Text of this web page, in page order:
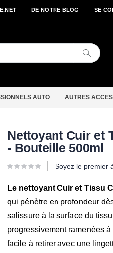
DE NOTRE BLOG SE
Chercher
AUTO AUTRES
Nettoyant Cuir et
- Bouteille 500ml
Soyez le premier
Le nettoyant Cuir et Tissu
qui pénètre en profondeur
salissure à la surface du
progressivement ramenées
facile à retirer avec une